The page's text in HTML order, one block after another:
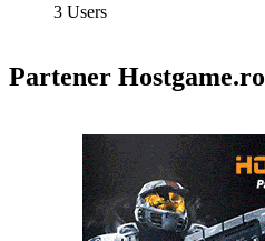
3 Users
Partener Hostgame.ro